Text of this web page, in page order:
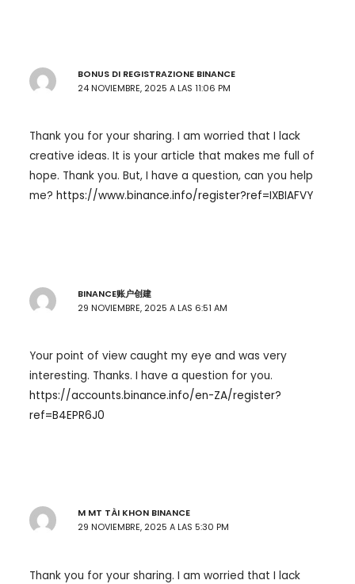
BONUS DI REGISTRAZIONE BINANCE
24 NOVIEMBRE, 2025 A LAS 11:06 PM
Thank you for your sharing. I am worried that I lack
creative ideas. It is your article that makes me full of
hope. Thank you. But, I have a question, can you help
me? https://www.binance.info/register?ref=IXBIAFVY
BINANCE账户创建
29 NOVIEMBRE, 2025 A LAS 6:51 AM
Your point of view caught my eye and was very
interesting. Thanks. I have a question for you.
https://accounts.binance.info/en-ZA/register?
ref=B4EPR6J0
M MT TÀI KHON BINANCE
29 NOVIEMBRE, 2025 A LAS 5:30 PM
Thank you for your sharing. I am worried that I lack